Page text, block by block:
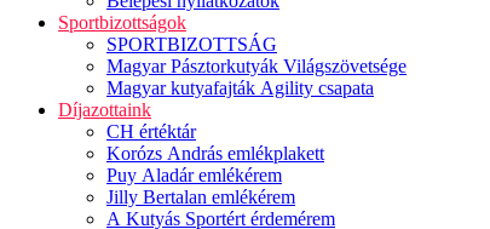
Sportbizottságok
SPORTBIZOTTSÁG
Magyar Pásztorkutyák Világszövetsége
Magyar kutyafajták Agility csapata
Díjazottaink
CH értéktár
Korózs András emlékplakett
Puy Aladár emlékérem
Jilly Bertalan emlékérem
A Kutyás Sportért érdemérem